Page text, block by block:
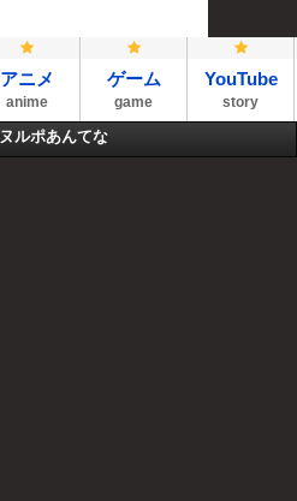
アニメ
anime
ゲーム
game
YouTube
story
ヌルポあんてな